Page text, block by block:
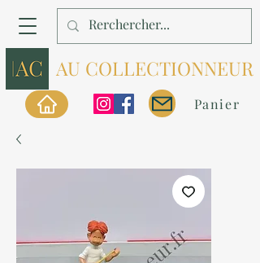
AU COLLECTIONNEUR
Panier